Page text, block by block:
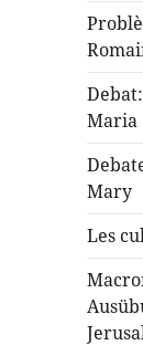
Maria
Mary
Les